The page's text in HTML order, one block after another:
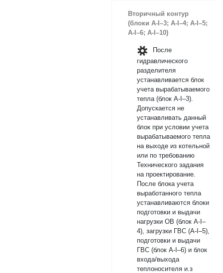
Вторичный контур
(блоки А-I–3; А-I–4; А-I–5;
А-I–6; А-I–10)
После
гидравлического
разделителя
устанавливается блок
учета вырабатываемого
тепла (блок А-I–3).
Допускается не
устанавливать данный
блок при условии учета
вырабатываемого тепла
на выходе из котельной
или по требованию
Технического задания
на проектирование.
После блока учета
выработанного тепла
устанавливаются блоки
подготовки и выдачи
нагрузки ОВ (блок А-I–
4), загрузки ГВС (А-I–5),
подготовки и выдачи
ГВС (блок А-I–6) и блок
входа/выхода
теплоносителя и.з